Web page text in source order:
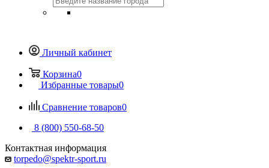
Личный кабинет
Корзина0
Избранные товары0
Сравнение товаров0
8 (800) 550-68-50
Контактная информация
torpedo@spektr-sport.ru